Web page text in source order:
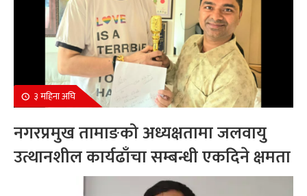
३ महिना अघि
नगरप्रमुख तामाङको अध्यक्षतामा जलवायु
उत्थानशील कार्यढाँचा सम्बन्धी एकदिने क्षमता
अभिवृद्धि कार्यक्रम सम्पन्न